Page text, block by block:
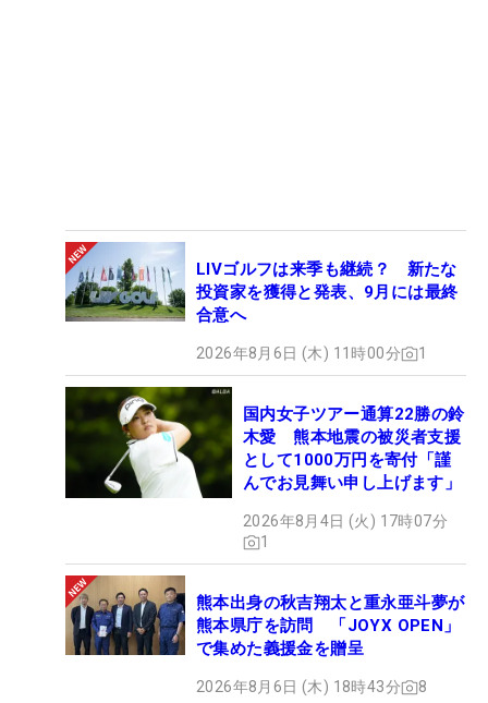
LIVゴルフは来季も継続？ 新たな
投資家を獲得と発表、9月には最終
合意へ
2026年8月6日 (木) 11時00分 1
国内女子ツアー通算22勝の鈴
木愛 熊本地震の被災者支援
として1000万円を寄付「謹
んでお見舞い申し上げます」
2026年8月4日 (火) 17時07分
1
熊本出身の秋吉翔太と重永亜斗夢が
熊本県庁を訪問 「JOYX OPEN」
で集めた義援金を贈呈
2026年8月6日 (木) 18時43分 8